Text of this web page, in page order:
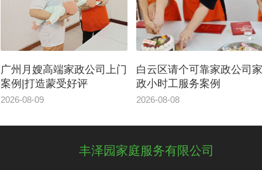
广州月嫂高端家政公司上门
案例|打造蒙受好评
2026-08-09
白云区请个可靠家政公司家
政小时工服务案例
2026-08-08
丰泽园家庭服务有限公司